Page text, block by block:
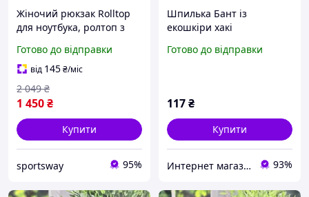
Жіночий рюкзак Rolltop
для ноутбука, ролтоп з
Готово до відправки
від 145₴/міс
1 450₴
2 049 ₴
Купити
sportsway 95%
Шпилька Бант із
екошкіри хакі
Готово до відправки
117₴
Купити
Интернет магазин сувениров Старик Хоттабыч 93%